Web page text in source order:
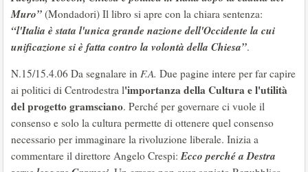
Muro” (Mondadori) Il libro si apre con la chiara sentenza:
“l'Italia è stata l'unica grande nazione dell'Occidente la cui
unificazione si è fatta contro la volontà della Chiesa”.
N.15/15.4.06 Da segnalare in F.A. Due pagine intere per far capire
ai politici di Centrodestra l'importanza della Cultura e l'utilità
del progetto gramsciano. Perché per governare ci vuole il
consenso e solo la cultura permette di ottenere quel consenso
necessario per immaginare la rivoluzione liberale. Inizia a
commentare il direttore Angelo Crespi:Ecco perché a Destra